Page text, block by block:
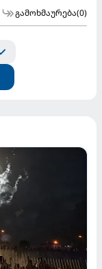
გამოხმაურება(0)